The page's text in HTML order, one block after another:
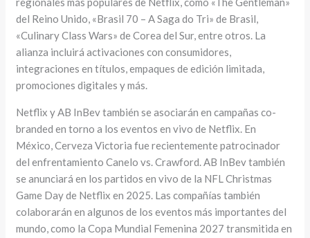
del Reino Unido, «Brasil 70 – A Saga do Tri» de Brasil,
«Culinary Class Wars» de Corea del Sur, entre otros. La
alianza incluirá activaciones con consumidores,
integraciones en títulos, empaques de edición limitada,
promociones digitales y más.
Netflix y AB InBev también se asociarán en campañas co-
branded en torno a los eventos en vivo de Netflix. En
México, Cerveza Victoria fue recientemente patrocinador
del enfrentamiento Canelo vs. Crawford. AB InBev también
se anunciará en los partidos en vivo de la NFL Christmas
Game Day de Netflix en 2025. Las compañías también
colaborarán en algunos de los eventos más importantes del
mundo, como la Copa Mundial Femenina 2027 transmitida en